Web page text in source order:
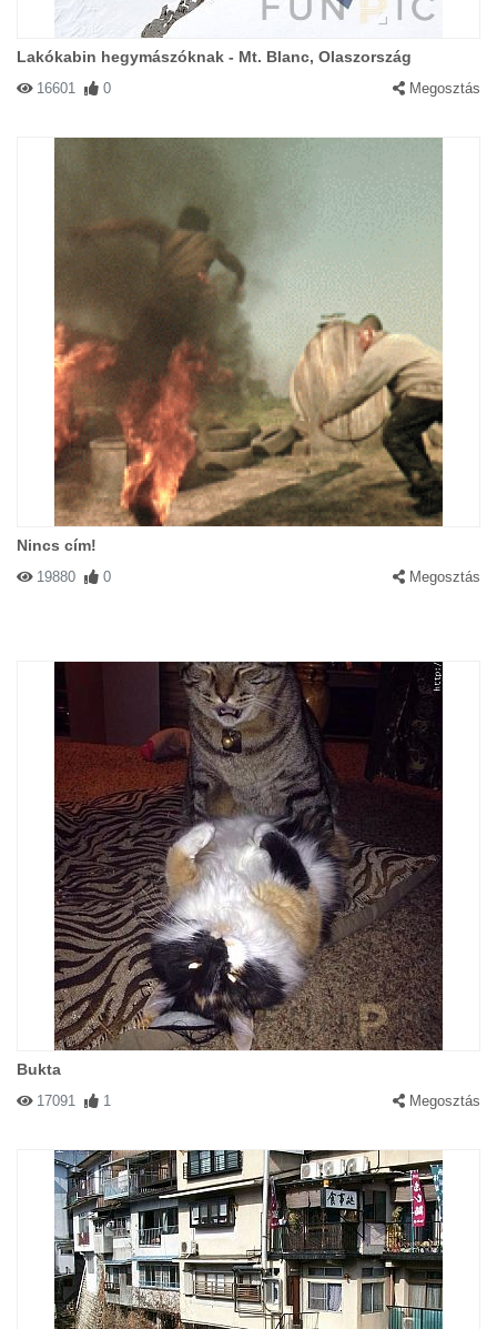
Lakókabin hegymászóknak - Mt. Blanc, Olaszország
16601 0 Megosztás
Nincs cím!
19880 0 Megosztás
Bukta
17091 1 Megosztás